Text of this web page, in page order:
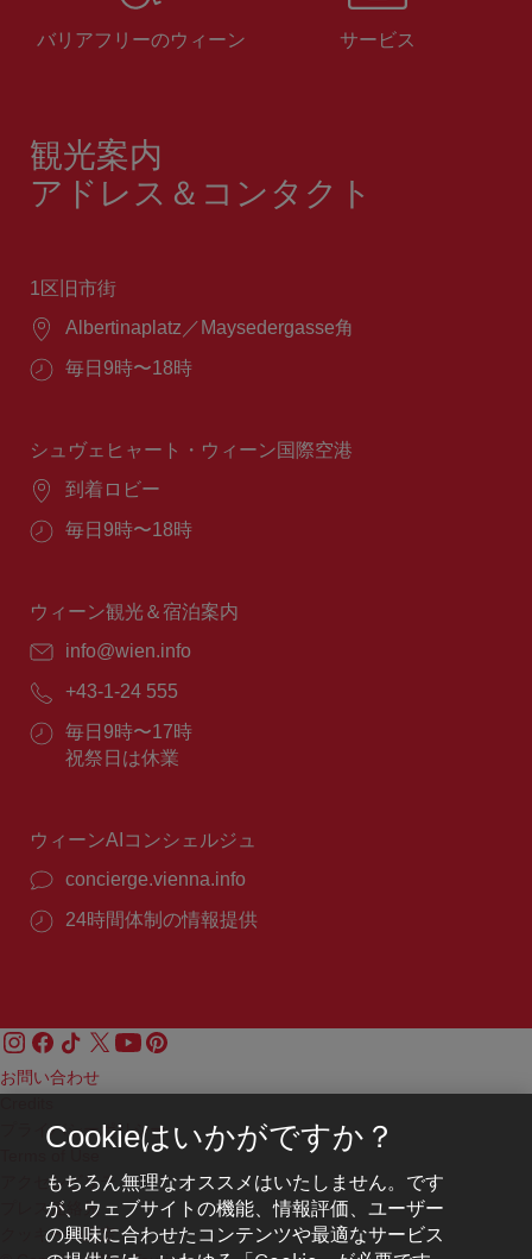
バリアフリーのウィーン サービス
観光案内
アドレス＆コンタクト
1区旧市街
場
Albertinaplatz／Maysedergasse角
営
間：
毎日9時〜18時
シュヴェヒャート・ウィーン国際空港
場
到着ロビー
営
間：
毎日9時〜18時
ウィーン観光＆宿泊案内
E
ー
ル：
info@wien.info
電
番
号：
+43-1-24 555
営
業
毎日9時〜17時
祝祭日は休業
ウィーンAIコンシェルジュ
concierge.vienna.info
24時間体制の情報提供
お問い合わせ
プライバシーポリシー
アクセシビリティ
プレス連絡先
クッキーの設定
Cookieはいかがですか？
もちろん無理なオススメはいたしません。です
が、ウェブサイトの機能、情報評価、ユーザー
の興味に合わせたコンテンツや最適なサービス